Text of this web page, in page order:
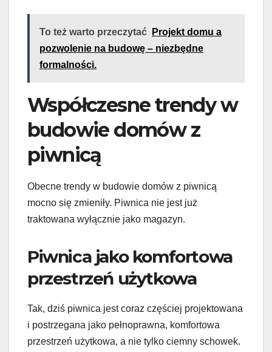
To też warto przeczytać
Projekt domu a
pozwolenie na budowę – niezbędne
formalności.
Współczesne trendy w
budowie domów z
piwnicą
Obecne trendy w budowie domów z piwnicą
mocno się zmieniły. Piwnica nie jest już
traktowana wyłącznie jako magazyn.
Piwnica jako komfortowa
przestrzeń użytkowa
Tak, dziś piwnica jest coraz częściej projektowana
i postrzegana jako pełnoprawna, komfortowa
przestrzeń użytkowa, a nie tylko ciemny schowek.